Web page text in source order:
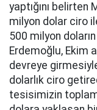
yaptığını belirten
milyon dolar ciro
500 milyon
Erdemoğlu, Ekim
devreye
dolarlık ciro
tesisimizin